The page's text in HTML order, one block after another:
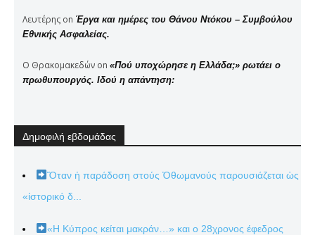
Λευτέρης on Έργα και ημέρες του Θάνου Ντόκου – Συμβούλου
Εθνικής Ασφαλείας.
Ο Θρακομακεδών on «Πού υποχώρησε η Ελλάδα;» ρωτάει ο
πρωθυπουργός. Ιδού η απάντηση:
Δημοφιλή εβδομάδας
Ὅταν ἡ παράδοση στούς Ὀθωμανούς παρουσιάζεται ὡς
«ἱστορικό δ...
«Η Κύπρος κείται μακράν…» και ο 28χρονος έφεδρος